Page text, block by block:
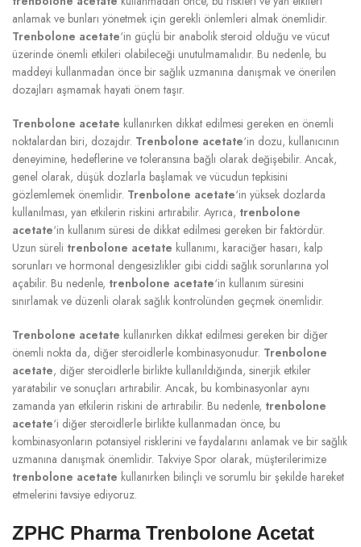
anlamak ve bunları yönetmek için gerekli önlemleri almak önemlidir.
Trenbolone acetate‘in güçlü bir anabolik steroid olduğu ve vücut
üzerinde önemli etkileri olabileceği unutulmamalıdır. Bu nedenle, bu
maddeyi kullanmadan önce bir sağlık uzmanına danışmak ve önerilen
dozajları aşmamak hayati önem taşır.
Trenbolone acetate kullanırken dikkat edilmesi gereken en önemli
noktalardan biri, dozajdır. Trenbolone acetate‘in dozu, kullanıcının
deneyimine, hedeflerine ve toleransına bağlı olarak değişebilir. Ancak,
genel olarak, düşük dozlarla başlamak ve vücudun tepkisini
gözlemlemek önemlidir. Trenbolone acetate‘in yüksek dozlarda
kullanılması, yan etkilerin riskini artırabilir. Ayrıca, trenbolone
acetate‘in kullanım süresi de dikkat edilmesi gereken bir faktördür.
Uzun süreli trenbolone acetate kullanımı, karaciğer hasarı, kalp
sorunları ve hormonal dengesizlikler gibi ciddi sağlık sorunlarına yol
açabilir. Bu nedenle, trenbolone acetate‘in kullanım süresini
sınırlamak ve düzenli olarak sağlık kontrolünden geçmek önemlidir.
Trenbolone acetate kullanırken dikkat edilmesi gereken bir diğer
önemli nokta da, diğer steroidlerle kombinasyonudur. Trenbolone
acetate, diğer steroidlerle birlikte kullanıldığında, sinerjik etkiler
yaratabilir ve sonuçları artırabilir. Ancak, bu kombinasyonlar aynı
zamanda yan etkilerin riskini de artırabilir. Bu nedenle, trenbolone
acetate‘i diğer steroidlerle birlikte kullanmadan önce, bu
kombinasyonların potansiyel risklerini ve faydalarını anlamak ve bir sağlık
uzmanına danışmak önemlidir. Takviye Spor olarak, müşterilerimize
trenbolone acetate kullanırken bilinçli ve sorumlu bir şekilde hareket
etmelerini tavsiye ediyoruz.
ZPHC Pharma Trenbolone Acetat